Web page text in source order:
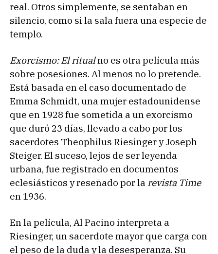
real. Otros simplemente, se sentaban en
silencio, como si la sala fuera una especie de
templo.
Exorcismo: El ritualno es otra película más
sobre posesiones. Al menos no lo pretende.
Está basada en el caso documentado de
Emma Schmidt, una mujer estadounidense
que en 1928 fue sometida a un exorcismo
que duró 23 días, llevado a cabo por los
sacerdotes Theophilus Riesinger y Joseph
Steiger. El suceso, lejos de ser leyenda
urbana, fue registrado en documentos
eclesiásticos y reseñado por la revista Time
en 1936.
En la película, Al Pacino interpreta a
Riesinger, un sacerdote mayor que carga con
el peso de la duda y la desesperanza. Su